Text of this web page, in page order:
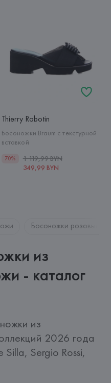
Thierry Rabotin
Босоножки Braum с текстурной
вставкой
70%
1 119,99 BYN
349,99 BYN
Босоножки розовые
из
- каталог
из
2026 года
Silla, Sergio Rossi,